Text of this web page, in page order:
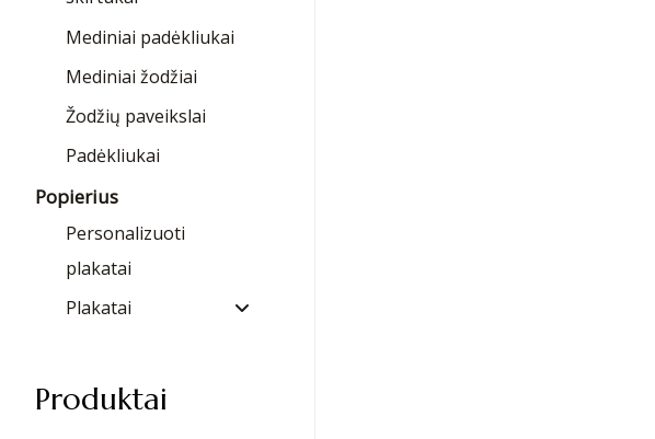
Mediniai padėkliukai
Mediniai žodžiai
Žodžių paveikslai
Padėkliukai
Popierius
Personalizuoti
plakatai
Plakatai
Produktai